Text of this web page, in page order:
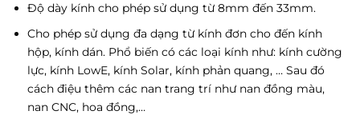
Độ dày kính cho phép sử dụng từ 8mm đến 33mm.
Cho phép sử dụng đa dạng từ kính đơn cho đến kính
hộp, kính dán. Phổ biến có các loại kính như: kính cường
lực, kính LowE, kính Solar, kính phản quang, … Sau đó
cách điệu thêm các nan trang trí như nan đồng màu,
nan CNC, hoa đồng,…